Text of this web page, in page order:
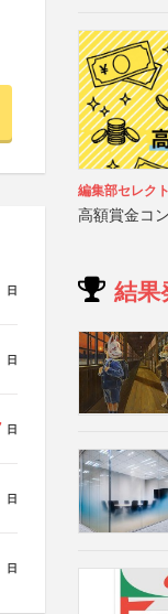
日
日
日
日
日
編集部セレクト
高額賞金コ
結果